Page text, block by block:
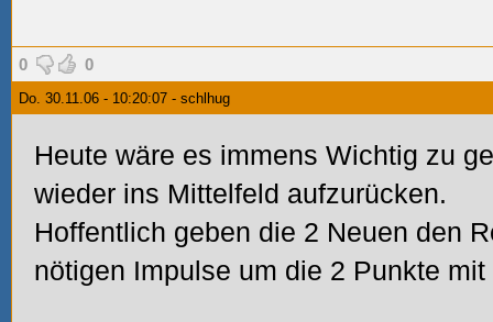
0 0
Do. 30.11.06 - 10:20:07 - schlhug
Heute wäre es immens Wichtig zu
wieder ins Mittelfeld aufzurücken.
Hoffentlich geben die 2 Neuen den
nötigen Impulse um die 2 Punkte